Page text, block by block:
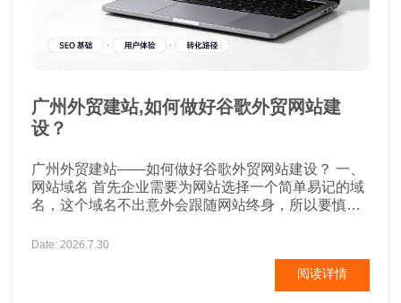
广州外贸建站,如何做好谷歌外贸网站建
设？
广州外贸建站——如何做好谷歌外贸网站建设？ 一、
网站域名 首先企业需要为网站选择一个简单易记的域
名，这个域名不出意外会跟随网站终身，所以要慎重
用户一眼了解企业是做什么的，并且对后期的谷歌
SEO排名也有帮助。比较注重企业品牌营销的企业建
议以品牌名为域名。域名中不要添加特殊符号，不要
使用汉语拼音或汉字。 二、网站内容及设计 ...
Date: 2026.7.30
阅读详情